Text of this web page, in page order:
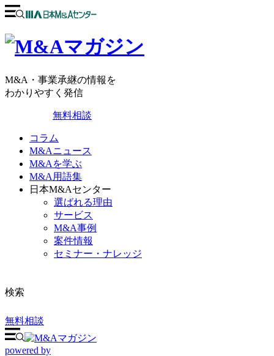
M&A・事業承継の情報を
わかりやすく発信
無料相談
コラム
M&Aニュース
M&Aを学ぶ
M&A用語集
日本M&Aセンター
選ばれる理由
サービス
M&A事例
案件情報
セミナー・ナレッジ
検索
無料相談
powered by